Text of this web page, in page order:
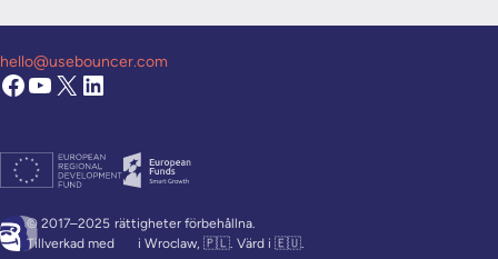
© 2017–2025 rättigheter förbehållna.
Tillverkad med
i Wroclaw, 🇵🇱. Värd i 🇪🇺.
hello@usebouncer.com